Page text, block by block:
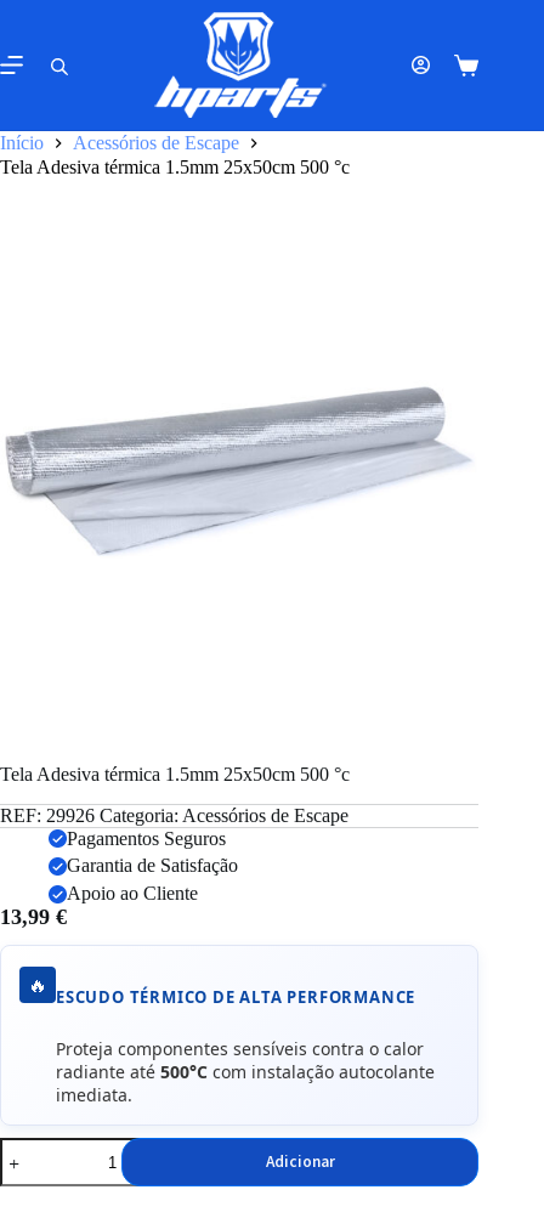
o
conteúdo
Carrinho
Início
Acessórios de Escape
Tela Adesiva térmica 1.5mm 25x50cm 500 °c
Tela Adesiva térmica 1.5mm 25x50cm 500 °c
REF: 29926 Categoria: Acessórios de Escape
Pagamentos Seguros
Garantia de Satisfação
Apoio ao Cliente
13,99 €
🔥 ESCUDO TÉRMICO DE ALTA PERFORMANCE
Proteja componentes sensíveis contra o calor
radiante até 500°C com instalação autocolante
imediata.
Quantidade
de
Tela
Adicionar